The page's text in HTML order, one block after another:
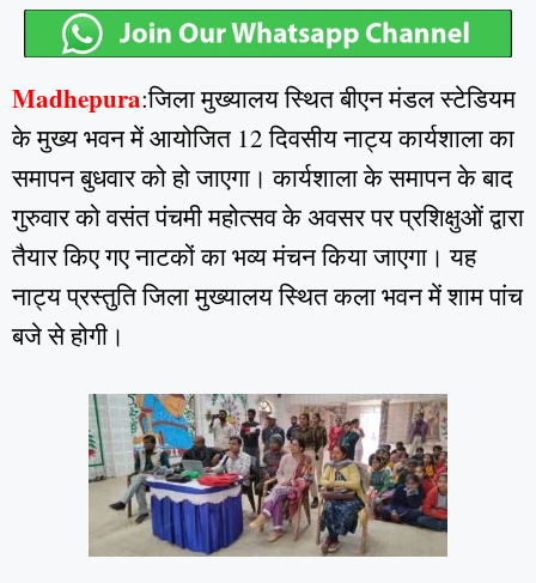
Madhepura:जिला मुख्यालय स्थित बीएन मंडल स्टेडियम
के मुख्य भवन में आयोजित 12 दिवसीय नाट्य कार्यशाला का
समापन बुधवार को हो जाएगा। कार्यशाला के समापन के बाद
गुरुवार को वसंत पंचमी महोत्सव के अवसर पर प्रशिक्षुओं द्वारा
तैयार किए गए नाटकों का भव्य मंचन किया जाएगा। यह
नाट्य प्रस्तुति जिला मुख्यालय स्थित कला भवन में शाम पांच
बजे से होगी।